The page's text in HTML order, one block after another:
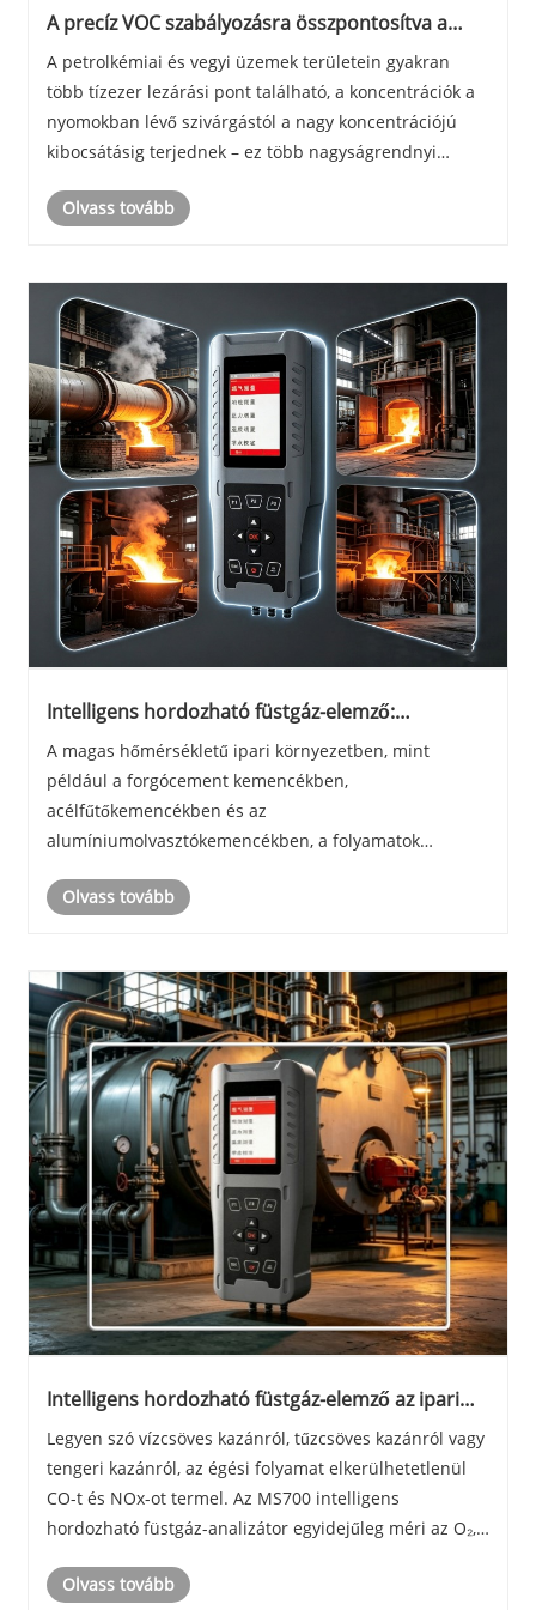
A precíz VOC szabályozásra összpontosítva a
helyszíni tesztelést tesz lehetővé több
forgatókönyvön keresztül
A petrolkémiai és vegyi üzemek területein gyakran
több tízezer lezárási pont található, a koncentrációk a
nyomokban lévő szivárgástól a nagy koncentrációjú
kibocsátásig terjednek – ez több nagyságrendnyi
forgatókönyveket egyszerre? Hogyan lehet
Olvass tovább
Intelligens hordozható füstgáz-elemző:
alkalmazásokban
A magas hőmérsékletű ipari környezetben, mint
például a forgócement kemencékben,
acélfűtőkemencékben és az
alumíniumolvasztókemencékben, a folyamatok
termék minőségét és az energiafogyasztást. Az
Olvass tovább
Intelligens hordozható füstgáz-elemző az ipari
Legyen szó vízcsöves kazánról, tűzcsöves kazánról vagy
tengeri kazánról, az égési folyamat elkerülhetetlenül
CO-t és NOx-ot termel. Az MS700 intelligens
hordozható füstgáz-analizátor egyidejűleg méri az O₂,
és áramlási arány gyors meghatározását m......
Olvass tovább